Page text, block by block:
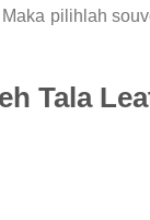
pilihlah
Tala